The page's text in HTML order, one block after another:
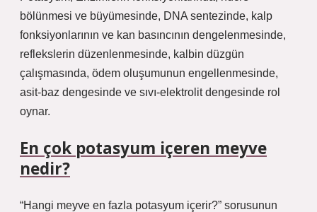
bölünmesi ve büyümesinde, DNA sentezinde, kalp
fonksiyonlarının ve kan basıncının dengelenmesinde,
reflekslerin düzenlenmesinde, kalbin düzgün
çalışmasında, ödem oluşumunun engellenmesinde,
asit-baz dengesinde ve sıvı-elektrolit dengesinde rol
oynar.
En çok potasyum içeren meyve
nedir?
“Hangi meyve en fazla potasyum içerir?” sorusunun